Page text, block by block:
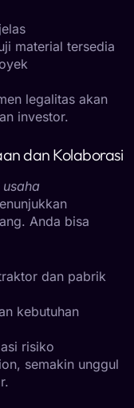
material tersedia
legalitas akan
investor.
dan Kolaborasi
Anda bisa
dan pabrik
kebutuhan
risiko
semakin unggul